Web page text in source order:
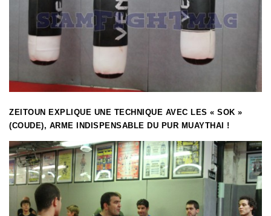
ZEITOUN EXPLIQUE UNE TECHNIQUE AVEC LES « SOK »
(COUDE), ARME INDISPENSABLE DU PUR MUAYTHAI !